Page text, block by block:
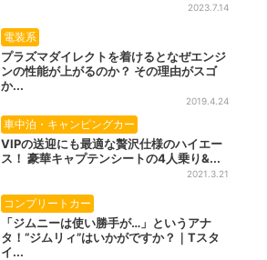
2023.7.14
電装系
プラズマダイレクトを着けるとなぜエンジ
ンの性能が上がるのか？ その理由がスゴ
か...
2019.4.24
車中泊・キャンピングカー
VIPの送迎にも最適な贅沢仕様のハイエー
ス！ 豪華キャプテンシートの4人乗り&...
2021.3.21
コンプリートカー
「ジムニーは使い勝手が…」というアナ
タ！“ジムリィ”はいかがですか？｜Tスタ
イ...